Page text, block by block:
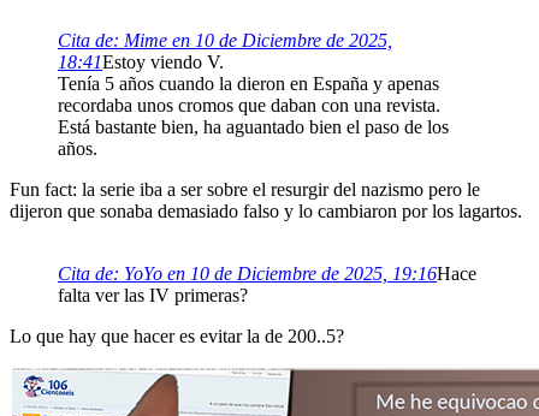
Cita de: Mime en 10 de Diciembre de 2025,
18:41Estoy viendo V.
Tenía 5 años cuando la dieron en España y apenas
recordaba unos cromos que daban con una revista.
Está bastante bien, ha aguantado bien el paso de los
años.
Fun fact: la serie iba a ser sobre el resurgir del nazismo pero le
dijeron que sonaba demasiado falso y lo cambiaron por los lagartos.
Cita de: YoYo en 10 de Diciembre de 2025, 19:16Hace
falta ver las IV primeras?
Lo que hay que hacer es evitar la de 200..5?